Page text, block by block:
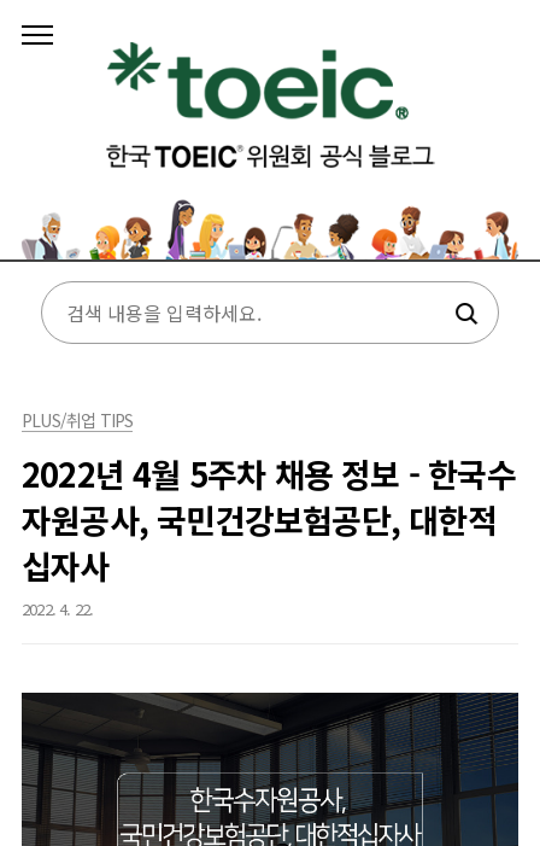
PLUS/취업 TIPS
2022년 4월 5주차 채용 정보 - 한국수
자원공사, 국민건강보험공단, 대한적
십자사
2022. 4. 22.